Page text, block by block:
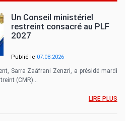
Un Conseil ministériel
restreint consacré au PLF
2027
Publié le 07.08.2026
Sarra Zaâfrani Zenzri, a présidé mardi
(CMR)…
LIRE PLUS